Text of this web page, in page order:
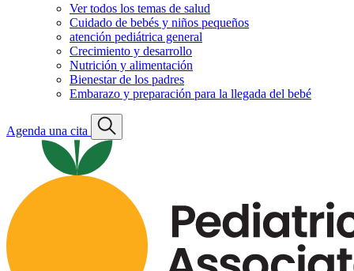
Ver todos los temas de salud
Cuidado de bebés y niños pequeños
atención pediátrica general
Crecimiento y desarrollo
Nutrición y alimentación
Bienestar de los padres
Embarazo y preparación para la llegada del bebé
Agenda una cita